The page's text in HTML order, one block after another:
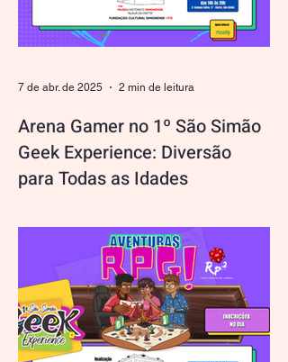
Arena Gamer no 1º São Simão
Geek Experience: Diversão
para Todas as Idades
fôlego na Arena Gamer, uma das atrações
mais emocionantes do 1º São Simão
Geek Experience ! A...
7 de abr. de 2025 2 min de leitura